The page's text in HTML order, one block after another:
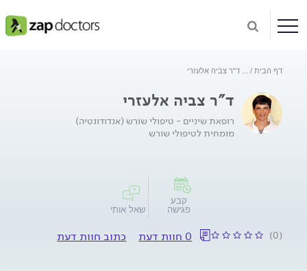
דף הבית ד"ר צביה אלעזרי
ד"ר צביה אלעזרי
רופאת שיניים - טיפולי שורש (אנדודונטיה)
מומחית לטיפולי שורש
קבע
פגישה
שאל אותי
(0) 0 חוות דעת כתוב חוות דעת